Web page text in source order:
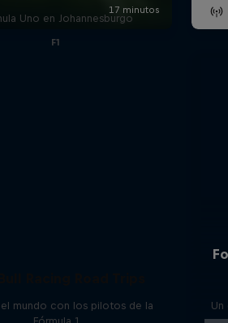
Uno en Johannesburgo
F1
mundo con los pilotos de la